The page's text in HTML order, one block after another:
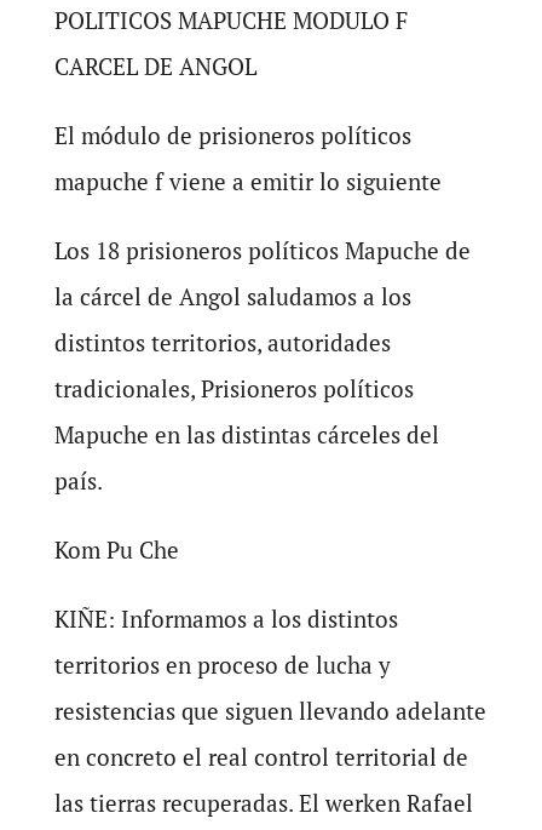
POLITICOS MAPUCHE MODULO F
CARCEL DE ANGOL
El módulo de prisioneros políticos
mapuche f viene a emitir lo siguiente
Los 18 prisioneros políticos Mapuche de
la cárcel de Angol saludamos a los
distintos territorios, autoridades
tradicionales, Prisioneros políticos
Mapuche en las distintas cárceles del
país.
Kom Pu Che
KIÑE: Informamos a los distintos
territorios en proceso de lucha y
resistencias que siguen llevando adelante
en concreto el real control territorial de
las tierras recuperadas. El werken Rafael